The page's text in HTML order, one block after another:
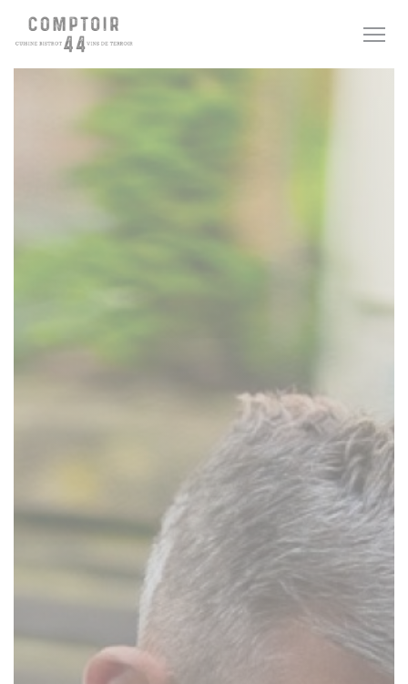
クッキー利用の管理について